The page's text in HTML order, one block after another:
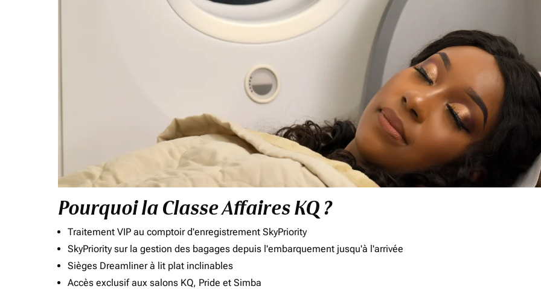
Pourquoi la Classe Affaires KQ ?
Traitement VIP au comptoir d'enregistrement SkyPriority
SkyPriority sur la gestion des bagages depuis l'embarquement jusqu'à l'arrivée
Sièges Dreamliner à lit plat inclinables
Accès exclusif aux salons KQ, Pride et Simba